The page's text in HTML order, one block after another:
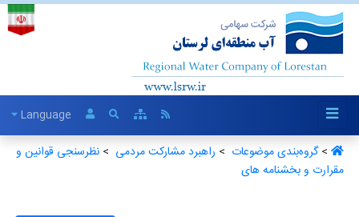
Language
>گروه‌بندی موضوعات ‏ > راهبرد مشارکت مردمی ‏ >نظرسنجی قوانین و
مقرارت و بخشنامه های ‏